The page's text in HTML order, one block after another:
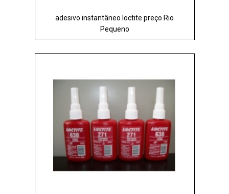
adesivo instantâneo loctite preço Rio
Pequeno